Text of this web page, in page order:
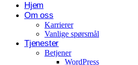
Hjem
Om oss
Karrierer
Vanlige spørsmål
Tjenester
Betjener
WordPress